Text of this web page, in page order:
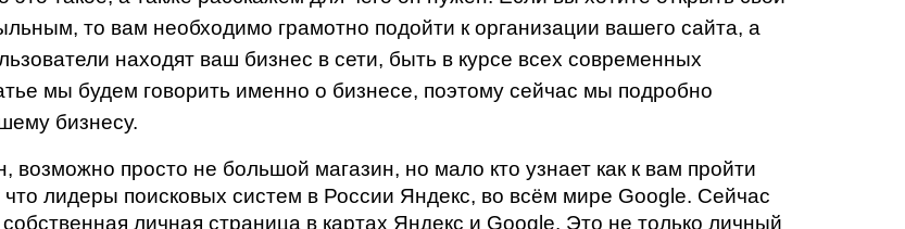
то вам необходимо грамотно подойти к организации вашего сайта, а
находят ваш бизнес в сети, быть в курсе всех современных
мы будем говорить именно о бизнесе, поэтому сейчас мы подробно
бизнесу.
просто не большой магазин, но мало кто узнает как к вам пройти
лидеры поисковых систем в России Яндекс, во всём мире Google. Сейчас
личная страница в картах Яндекс и Google. Это не только личный